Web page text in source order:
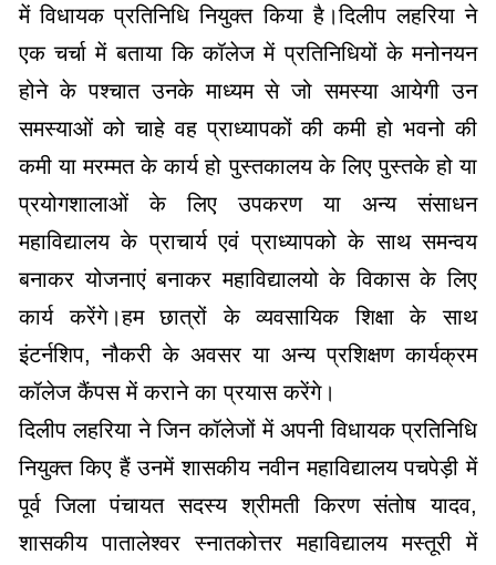
में विधायक प्रतिनिधि नियुक्त किया है।दिलीप लहरिया ने
एक चर्चा में बताया कि कॉलेज में प्रतिनिधियों के मनोनयन
होने के पश्चात उनके माध्यम से जो समस्या आयेगी उन
समस्याओं को चाहे वह प्राध्यापकों की कमी हो भवनो की
कमी या मरम्मत के कार्य हो पुस्तकालय के लिए पुस्तके हो या
प्रयोगशालाओं के लिए उपकरण या अन्य संसाधन
महाविद्यालय के प्राचार्य एवं प्राध्यापको के साथ समन्वय
बनाकर योजनाएं बनाकर महाविद्यालयो के विकास के लिए
कार्य करेंगे।हम छात्रों के व्यवसायिक शिक्षा के साथ
इंटर्नशिप, नौकरी के अवसर या अन्य प्रशिक्षण कार्यक्रम
कॉलेज कैंपस में कराने का प्रयास करेंगे।
दिलीप लहरिया ने जिन कॉलेजों में अपनी विधायक प्रतिनिधि
नियुक्त किए हैं उनमें शासकीय नवीन महाविद्यालय पचपेड़ी में
पूर्व जिला पंचायत सदस्य श्रीमती किरण संतोष यादव,
शासकीय पातालेश्वर स्नातकोत्तर महाविद्यालय मस्तूरी में